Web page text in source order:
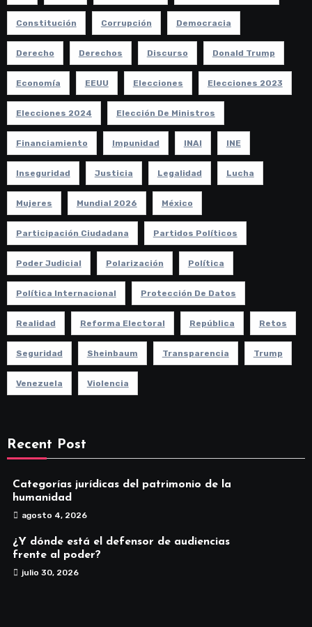
Constitución Corrupción Democracia
Derecho Derechos Discurso Donald Trump
Economía EEUU Elecciones Elecciones 2023
Elecciones 2024 Elección De Ministros
Financiamiento Impunidad INAI INE
Inseguridad Justicia Legalidad Lucha
Mujeres Mundial 2026 México
Participación Ciudadana Partidos Políticos
Poder Judicial Polarización Política
Política Internacional Protección De Datos
Realidad Reforma Electoral República Retos
Seguridad Sheinbaum Transparencia Trump
Venezuela Violencia
Recent Post
Categorías jurídicas del patrimonio de la
humanidad
agosto 4, 2026
¿Y dónde está el defensor de audiencias
frente al poder?
julio 30, 2026